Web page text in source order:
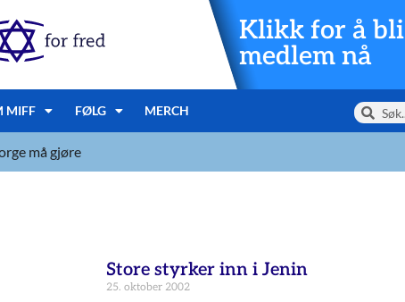
Klikk for å bli
medlem nå
MIFF FØLG MERCH
må gjøre
Store styrker inn i Jenin
25. oktober 2002